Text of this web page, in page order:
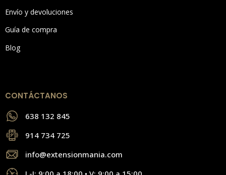
Envío y devoluciones
Guía de compra
Blog
CONTÁCTANOS
638 132 845
914 734 725
info@extensionmania.com